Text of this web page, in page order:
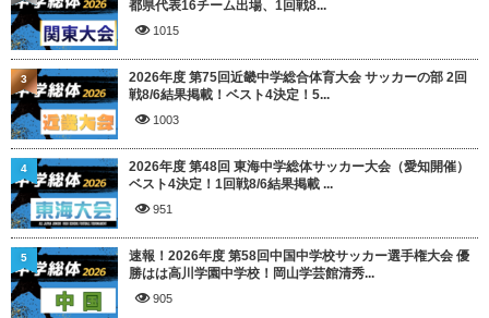
都県代表16チーム出場、1回戦8...
1015
2026年度 第75回近畿中学総合体育大会 サッカーの部 2回
戦8/6結果掲載！ベスト4決定！5...
1003
3
2026年度 第48回 東海中学総体サッカー大会（愛知開催）
ベスト4決定！1回戦8/6結果掲載 ...
951
4
速報！2026年度 第58回中国中学校サッカー選手権大会 優
勝はは高川学園中学校！岡山学芸館清秀...
905
5